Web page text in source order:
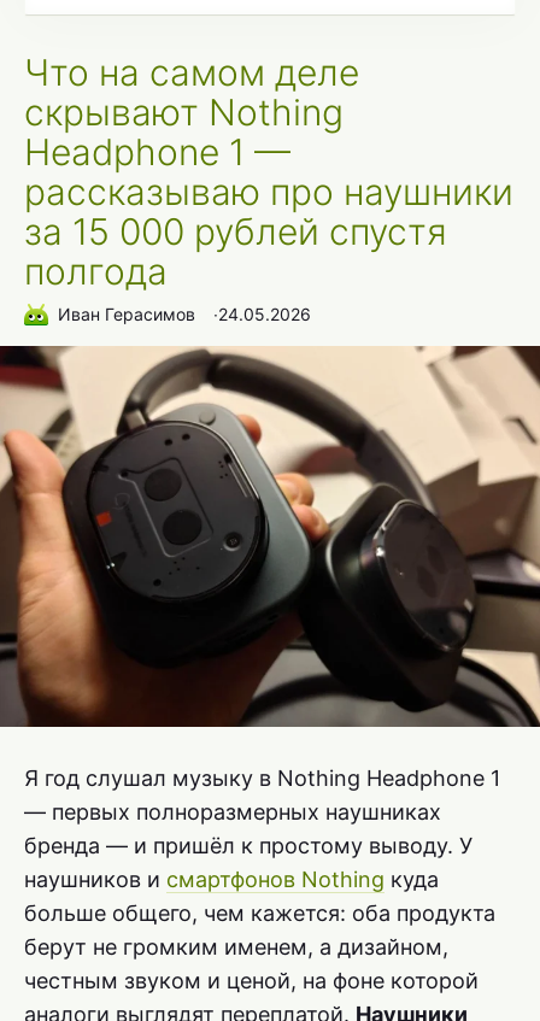
Что на самом деле
скрывают Nothing
Headphone 1 —
рассказываю про наушники
за 15 000 рублей спустя
полгода
Иван Герасимов ∙24.05.2026
Я год слушал музыку в Nothing Headphone 1
— первых полноразмерных наушниках
бренда — и пришёл к простому выводу. У
наушников и смартфонов Nothing куда
больше общего, чем кажется: оба продукта
берут не громким именем, а дизайном,
честным звуком и ценой, на фоне которой
аналоги выглядят переплатой. Наушники